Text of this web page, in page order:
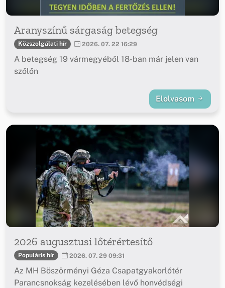
Aranyszínű sárgaság betegség
Közszolgálati hír 2026. 07. 22 16:29
A betegség 19 vármegyéből 18-ban már jelen van
szőlőn
Elolvasom
2026 augusztusi lőtérértesítő
Populáris hír 2026. 07. 29 09:31
Az MH Böszörményi Géza Csapatgyakorlótér
Parancsnokság kezelésében lévő honvédségi